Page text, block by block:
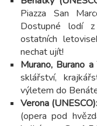
Piazza San
Dostupné lodí
ostatních
nechat ujít!
Murano, Burano a
sklářství,
výletem do
Verona (UNESCO):
(opera pod